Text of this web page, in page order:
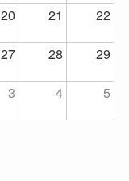
20 21
22
27 28
29
3 4 5